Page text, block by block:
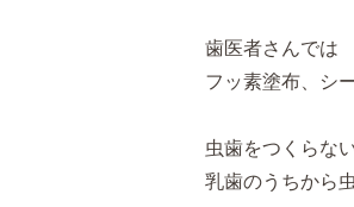
歯医者さんでは
フッ素塗布、シ
虫歯をつくらな
乳歯のうちから